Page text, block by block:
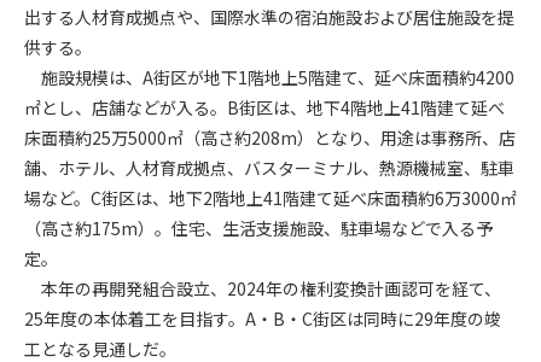
出する人材育成拠点や、国際水準の宿泊施設および居住施設を提
供する。
施設規模は、A街区が地下1階地上5階建て、延べ床面積約4200
㎡とし、店舗などが入る。B街区は、地下4階地上41階建て延べ
床面積約25万5000㎡（高さ約208m）となり、用途は事務所、店
舗、ホテル、人材育成拠点、バスターミナル、熱源機械室、駐車
場など。C街区は、地下2階地上41階建て延べ床面積約6万3000㎡
（高さ約175m）。住宅、生活支援施設、駐車場などで入る予
定。
本年の再開発組合設立、2024年の権利変換計画認可を経て、
25年度の本体着工を目指す。A・B・C街区は同時に29年度の竣
工となる見通しだ。
第5条（IDおよびパスワードの管理）
1. 会員は申込の際に管理者が発行したIDおよびパスワードの使
用および管理について責任を負うものとします。
2. 会員は、自己のIDおよびパスワードを、貸与、譲渡、売買、
その他形態を問わず、第三者に利用させることはできませ
ん。
3. 会員は、IDおよびパスワードの管理不十分、使用上の過誤、
第三者（他の会員を含む）の使用等による損害について責任
を負うものとし、管理者は一切責任を負いません。
第6条（会員の禁止事項）
1. 会員は建設資料館WEB上で以下の行為をしないものとしま
す。